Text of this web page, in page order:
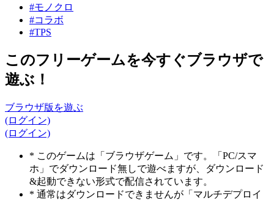
#モノクロ
#コラボ
#TPS
このフリーゲームを今すぐブラウザで
遊ぶ！
ブラウザ版を遊ぶ
(ログイン)
(ログイン)
* このゲームは「ブラウザゲーム」です。「PC/スマ
ホ」でダウンロード無しで遊べますが、ダウンロード
&起動できない形式で配信されています。
* 通常はダウンロードできませんが「マルチデプロイ